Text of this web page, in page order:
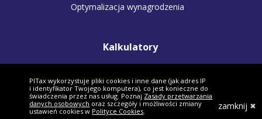
Optymalizacja wynagrodzenia
Kalkulatory
Kalkulator małżonków
PITax wykorzystuje pliki cookies i inne dane (jak adres IP
i identyfikator Twojego komputera), co jest konieczne do
świadczenia przez nas usług. Poznaj Zasady przetwarzania
danych osobowych oraz szczegóły i możliwości zmiany
ustawień cookies w Polityce Cookies. zamknij